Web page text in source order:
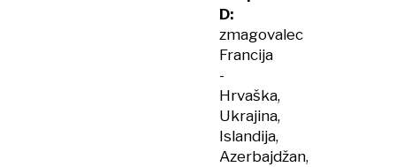
D:
zmagovalec
Francija
-
Hrvaška,
Ukrajina,
Islandija,
Azerbajdžan,